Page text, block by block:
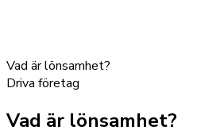
Vad är lönsamhet?
Driva företag
Vad är lönsamhet?